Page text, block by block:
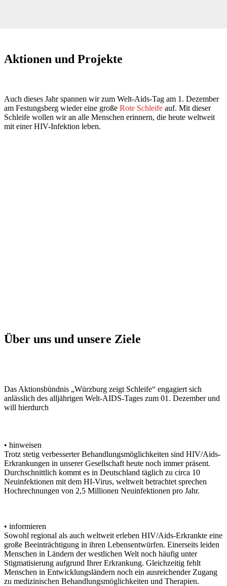
Aktionen und Projekte
Auch dieses Jahr spannen wir zum Welt-Aids-Tag am 1. Dezember
am Festungsberg wieder eine große Rote Schleife auf. Mit dieser
Schleife wollen wir an alle Menschen erinnern, die heute weltweit
mit einer HIV-Infektion leben.
Über uns und unsere Ziele
Das Aktionsbündnis „Würzburg zeigt Schleife“ engagiert sich
anlässlich des alljährigen Welt-AIDS-Tages zum 01. Dezember und
will hierdurch
• hinweisen
Trotz stetig verbesserter Behandlungsmöglichkeiten sind HIV/Aids-
Erkrankungen in unserer Gesellschaft heute noch immer präsent.
Durchschnittlich kommt es in Deutschland täglich zu circa 10
Neuinfektionen mit dem HI-Virus, weltweit betrachtet sprechen
Hochrechnungen von 2,5 Millionen Neuinfektionen pro Jahr.
• informieren
Sowohl regional als auch weltweit erleben HIV/Aids-Erkrankte eine
große Beeinträchtigung in ihren Lebensentwürfen. Einerseits leiden
Menschen in Ländern der westlichen Welt noch häufig unter
Stigmatisierung aufgrund Ihrer Erkrankung. Gleichzeitig fehlt
Menschen in Entwicklungsländern noch ein ausreichender Zugang
zu medizinischen Behandlungsmöglichkeiten und Therapien.